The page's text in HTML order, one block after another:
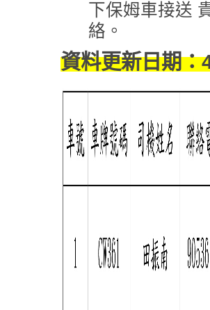
下保姆車接送
絡。
資料更新日期：